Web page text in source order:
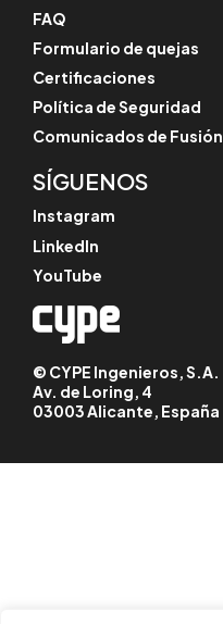
FAQ
Formulario de quejas
Certificaciones
Política de Seguridad
Comunicados de Fusión
SÍGUENOS
Instagram
LinkedIn
YouTube
© CYPE Ingenieros, S.A.
Av. de Loring, 4
03003 Alicante, España